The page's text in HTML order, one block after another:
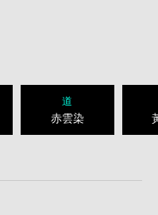
道
赤雲染